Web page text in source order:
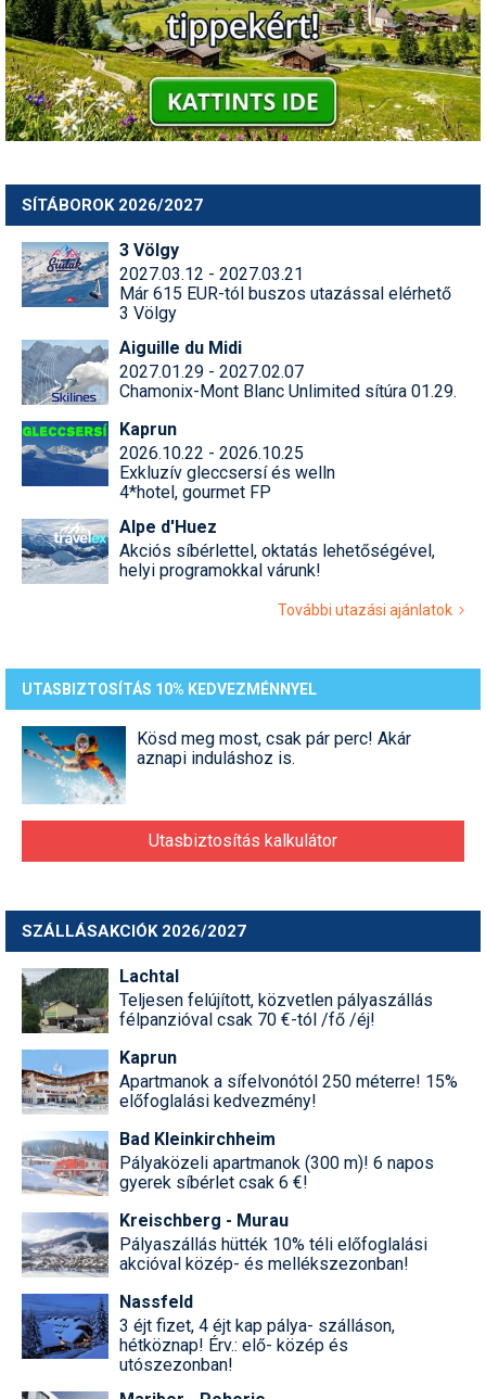
SÍTÁBOROK 2026/2027
3 Völgy
2027.03.12 - 2027.03.21
Már 615 EUR-tól buszos utazással elérhető
3 Völgy
Aiguille du Midi
2027.01.29 - 2027.02.07
Chamonix-Mont Blanc Unlimited sítúra 01.29.
Kaprun
2026.10.22 - 2026.10.25
Exkluzív gleccsersí és welln
4*hotel, gourmet FP
Alpe d'Huez
Akciós síbérlettel, oktatás lehetőségével,
helyi programokkal várunk!
További utazási ajánlatok
UTASBIZTOSÍTÁS 10% KEDVEZMÉNNYEL
Kösd meg most, csak pár perc! Akár
aznapi induláshoz is.
Utasbiztosítás kalkulátor
SZÁLLÁSAKCIÓK 2026/2027
Lachtal
Teljesen felújított, közvetlen pályaszállás
félpanzióval csak 70 €-tól /fő /éj!
Kaprun
Apartmanok a sífelvonótól 250 méterre! 15%
előfoglalási kedvezmény!
Bad Kleinkirchheim
Pályaközeli apartmanok (300 m)! 6 napos
gyerek síbérlet csak 6 €!
Kreischberg - Murau
Pályaszállás hütték 10% téli előfoglalási
akcióval közép- és mellékszezonban!
Nassfeld
3 éjt fizet, 4 éjt kap pálya- szálláson,
hétköznap! Érv.: elő- közép és
utószezonban!